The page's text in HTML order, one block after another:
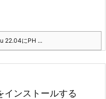
22.04にPH ...
ンストールする